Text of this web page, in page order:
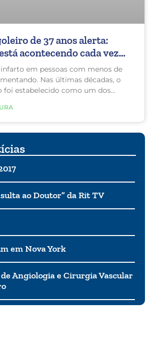
de 37 anos alerta:
acontecendo cada vez
novas?
em pessoas com menos de
Nas últimas décadas, o
foi estabelecido como um dos
homens com mais de 50 anos
de 65 anos. Agora, pessoas na
40 anos são mais frequentemente
cardiovascular.
ao Doutor” da Rit TV
em Nova York
Angiologia e Cirurgia Vascular